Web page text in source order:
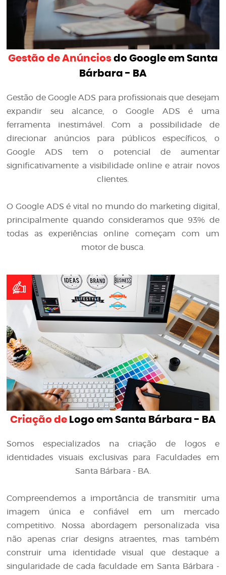
Gestão de Anúnciosdo Google em Santa
Bárbara - BA
Gestão de Google ADS para profissionais que desejam
expandir seu alcance, o Google ADS é uma
ferramenta inestimável. Com a possibilidade de
direcionar anúncios para públicos específicos, o
Google ADS tem o potencial de aumentar
significativamente a visibilidade online e atrair novos
clientes.
O Google ADS é vital no mundo do marketing digital,
principalmente quando consideramos que 93% de
todas as experiências online começam com um
motor de busca.
Criação deLogo em Santa Bárbara - BA
Somos especializados na criação de logos e
identidades visuais exclusivas para Faculdades em
Santa Bárbara - BA.
Compreendemos a importância de transmitir uma
imagem única e confiável em um mercado
competitivo. Nossa abordagem personalizada visa
não apenas criar designs atraentes, mas também
construir uma identidade visual que destaque a
singularidade de cada faculdade em Santa Bárbara -